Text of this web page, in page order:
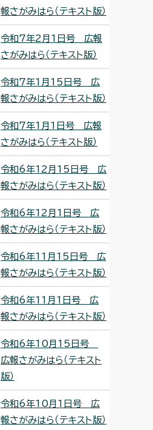
報さがみはら（テキスト版）
令和7年2月1日号 広報
さがみはら（テキスト版）
令和7年1月15日号 広
報さがみはら（テキスト版）
令和7年1月1日号 広報
さがみはら（テキスト版）
令和6年12月15日号 広
報さがみはら（テキスト版）
令和6年12月1日号 広
報さがみはら（テキスト版）
令和6年11月15日号 広
報さがみはら（テキスト版）
令和6年11月1日号 広
報さがみはら（テキスト版）
令和6年10月15日号
広報さがみはら（テキスト
版）
令和6年10月1日号 広
報さがみはら（テキスト版）